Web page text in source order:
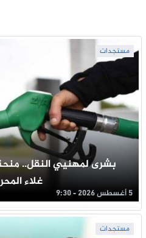
مستجدات
بشرى لمهنيي النقل..
غلاء
5 أغسطس 2026 - 9:30
مستجدات